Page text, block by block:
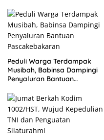
Peduli Warga Terdampak
Musibah, Babinsa Dampingi
Penyaluran Bantuan